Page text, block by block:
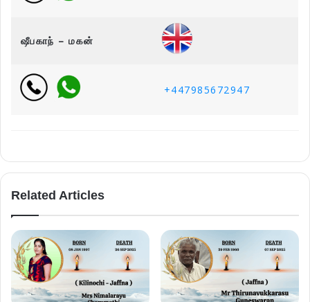
ஷீபகாந் – மகன்
+447985672947
Related Articles